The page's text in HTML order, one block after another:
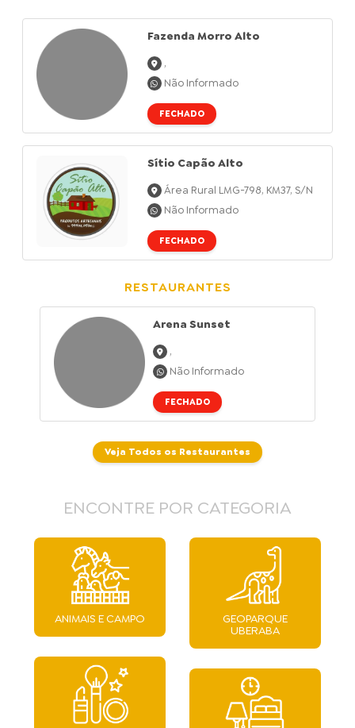
Fazenda Morro Alto
,
Não Informado
FECHADO
Sítio Capão Alto
Área Rural LMG-798, KM37, S/n
Não Informado
FECHADO
RESTAURANTES
Arena Sunset
,
Não Informado
FECHADO
Veja Todos os Restaurantes
ENCONTRE POR CATEGORIA
ANIMAIS E CAMPO
GEOPARQUE
UBERABA